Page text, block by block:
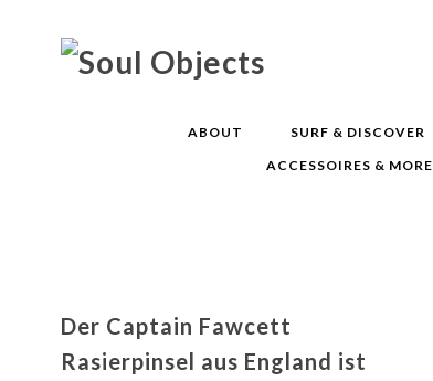
ABOUT SURF & DISCOVER
ACCESSOIRES & MORE
Der Captain Fawcett
Rasierpinsel aus England ist